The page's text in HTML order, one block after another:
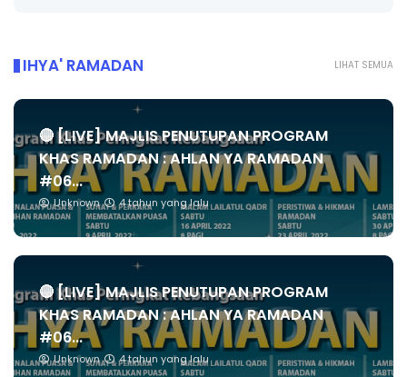
LIHAT SEMUA
IHYA' RAMADAN
🔴 [LIVE] MAJLIS PENUTUPAN PROGRAM
KHAS RAMADAN : AHLAN YA RAMADAN
#06...
Unknown 4 tahun yang lalu
🔴 [LIVE] MAJLIS PENUTUPAN PROGRAM
KHAS RAMADAN : AHLAN YA RAMADAN
#06...
Unknown 4 tahun yang lalu